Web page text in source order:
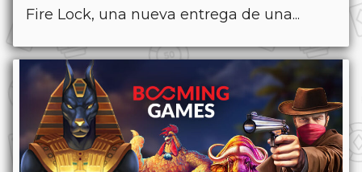
Fire Lock, una nueva entrega de una...